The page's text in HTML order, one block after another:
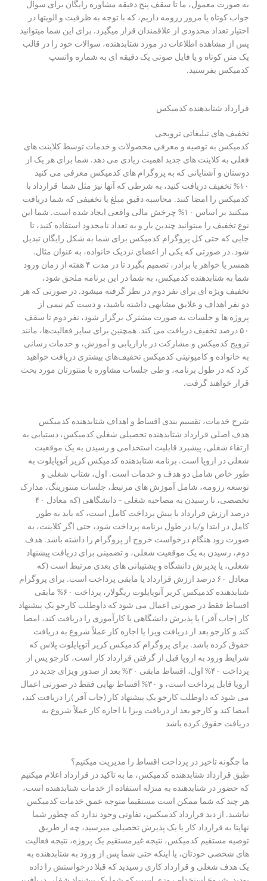
به صورت معمول، ما تا سقف پنج دقیقه مشاوره رایگان برای سوال
جواب کوتاه یا مرور رزومه داریم، که با توجه به ظرفیت و الویتها در
اختیار تعداد محدودی از علاقمندان قرار میگیرد. برای این شما میتوانید
پس از مشاهده اطلاعات در مورد شتابدهنده، سوالات خود را در قالب
یک متن کوتاه و یا فایل صوتی یک دقیقه ای به شماره واتسپ
کدمیکس بفرستید.
قرارداد شتابدهنده کدمیکس
تخفیف های تبلیغاتی ترویجی
کدمیکس به توصیه و معرفی محصولات و خدمات توسط کلاینت های
فعلی به کلاینت های جدید اهمیت زیادی می دهد. شما برای هر یک از
دوستان و آشنایانی که به پروگرام های کدمیکس معرفی می کنید
۱۰% تخفیف دریافت کنید، به شرطی که آنها نیز مثل شما قرارداد با
کدمیکس را امضا کنند. محاسبه دقیق مبلغ یا تخفیفی که شما دریافت
میکنید بر اساس ۱۰% چرخش مالی واقعی ایجاد شده است. شما این
نوع تخفیف را میتوانید چندین بار و به تعداد نامحدود استفاده کنید، تا
جایی که حتی کل پروگرام کدمیکس برای شما به شکل رایگان تبدیل
شود. در صورتی که یکی از اعضای نزدیک خانواده، به عنوان مثال.
همسر یا خواهر یا برادر، تصمیم بگیرد تا در مدت ۴ هفته از زمان ورود
شما به شتابدهنده کدمیکس، به شما در این برنامه ملحق شود،
تخفیف ویژه ای برای نفر دوم در نظر گرفته میشود. در صورتی که هر
دو نفر اهداف و علایق مشابهی داشته باشید، و دست کم نیمی از
پروژه ها و جلسات به صورت مشترک برگزار شود، نفر دوم تا سقف
۵۰ درصد تخفیف دریافت می کند. همچنین برای سایر فعالیت‌ها، مانند
ترویج کدمیکس و مشارکت در بازاریابی و آموزش، و خدمات رسانی
به خانواده و کامیونیتی کدمیکس تخفیف‌های بیشتری دریافت خواهید
کرد که در طول برنامه، و طی جلسات مشاوره با منتورتان مورد بحث
قرار خواهند گرفت.
شرح خدمات، تقسیم بندی اقساط و اهداف شتابدهنده کدمیکس
هدف اصلی قرارداد شتابدهنده تحصیلی شغلی کدمیکس، دستیابی به
ارتقاء شغلی، پیشبرد قابلیت استخدامی و رسیدن به یک موقعیت
شغلی در اروپا است. برنامه شتابدهنده کدمیکس کریر آتوپایلوت به
طور خاص شامل دو هدف و خدمات است. اول، شتاب شغلی و
توسعه رزومه، شامل آموزش های مرتبط، جلسات منتورینگ، مدارک
تخصصی، تا رسیدن به مصاحبه شغلی – دانشگاهی (که معادل ۴۰
درصد ارزش قرارداد یا پیش پرداخت کامل است، که باید به طور
کامل در ابتدا و/یا در طول برنامه پرداخت شود، حتی اگر کلاینت، به
صورت زود هنگام درخواست خروج از پروگرام را داشته باشد. هدف
دوم، رسیدن به یک موقعیت شغلی، و تضمینی برای دریافت پیشنهاد
شغلی، یا پذیرش دانشگاه و پشتیبانی های بعدی مرتبط است (که
معادل ۶۰ درصد ارزش قرارداد یا مابقی پرداخت است. برای پروگرام
شتابدهنده کدمیکس کریر آتوپایلوت ریگولار، پرداخت ۶۰% مابقی
اقساط فقط در صورتی اعمال می شود که داوطلب کارجو یک پیشنهاد
کار (جاب آفر ) یا پذیرش دانشگاهی یا کارآموزی را دریافت کند، امضا
کند و کارجو بعد از دریافت ویزا یا اجازه کار عملاً شروع به دریافت
حقوق کرده باشد. برای پروگرام کدمیکس کریر آتوپایلوت پلاس که
شرایط ورود به اروپا قبل از گرفتن قرارداد کار است، کارجو پس از
پرداخت ۴۰% اول، اقساط مابقی ۳۰% بعد از صدور ویزای جدید در
اروپا قابل پرداخت است، و ۳۰% اقساط نهایی فقط در صورتی اعمال
می شود که داوطلب کارجو یک پیشنهاد کار (جاب آفر )را دریافت کند،
امضا کند و کارجو بعد از دریافت ویزا یا اجازه کار عملاً شروع به
دریافت حقوق کرده باشد
ما چگونه تاخیر در پرداخت اقساط را مدیریت میکنیم؟
طبق قرارداد شتابدهنده کدمیکس، ما به تاکید در قرارداد اعلام میکنیم
که حضور در شتابدهنده به منزله استفاده از خدمات شتابدهنده است،
هر چند که شما ممکن است مستقیما متوجه عمق خدمات کدمیکس
نباشید. از دید قرارداد کدمیکس، تفاوتی وجود ندارد که چطور شما
نهایتا به قرارداد کار یا یک پذیرش تحصیلی میرسید، چه از طریق
توصیه مستقیم کدمیکس، نتیجه غیرمستقیم یک پروژه، نتیجه فعالیت
های شخصی خودتان، یا اینکه حتی شما پس از ورود به شتابدهنده به
یک هدف شغلی و قرارداد کاری رسیدید که قبلا درخواستش را داده